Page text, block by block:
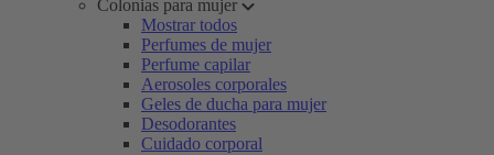
Colonias para mujer
Mostrar todos
Perfumes de mujer
Perfume capilar
Aerosoles corporales
Geles de ducha para mujer
Desodorantes
Cuidado corporal